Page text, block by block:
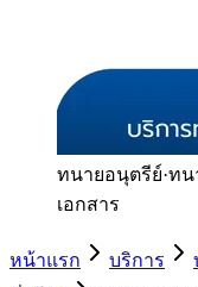
ทนายอนุตรีย์·ทน
เอกสาร
หน้าแรก บริการ